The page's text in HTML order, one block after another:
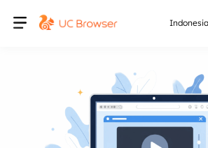
Indonesia